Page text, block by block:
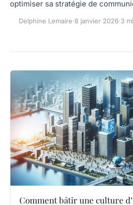
optimiser sa stratégie de
Delphine Lemaire·8 janvier 2026·3
Comment bâtir une culture